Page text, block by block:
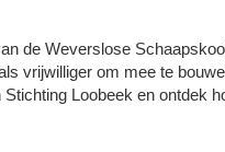
de Weverslose
vrijwilliger om mee te
Loobeek en ontdek